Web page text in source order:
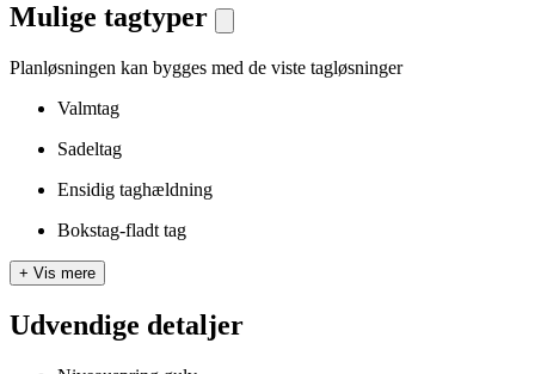
Mulige tagtyper
Planløsningen kan bygges med de viste tagløsninger
Valmtag
Sadeltag
Ensidig taghældning
Bokstag-fladt tag
+ Vis mere
Udvendige detaljer